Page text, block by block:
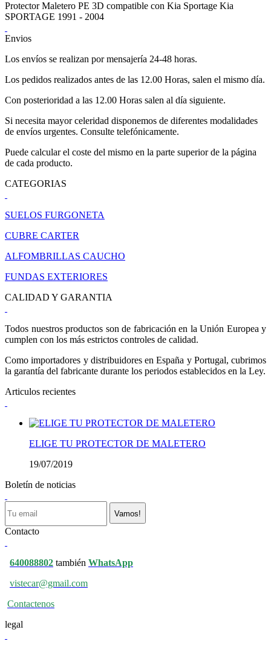
Protector Maletero PE 3D compatible con Kia Sportage Kia
SPORTAGE 1991 - 2004
Envios
Los envíos se realizan por mensajería 24-48 horas.
Los pedidos realizados antes de las 12.00 Horas, salen el mismo día.
Con posterioridad a las 12.00 Horas salen al día siguiente.
Si necesita mayor celeridad disponemos de diferentes modalidades
de envíos urgentes. Consulte telefónicamente.
Puede calcular el coste del mismo en la parte superior de la página
de cada producto.
CATEGORIAS
SUELOS FURGONETA
CUBRE CARTER
ALFOMBRILLAS CAUCHO
FUNDAS EXTERIORES
CALIDAD Y GARANTIA
Todos nuestros productos son de fabricación en la Unión Europea y
cumplen con los más estrictos controles de calidad.
Como importadores y distribuidores en España y Portugal, cubrimos
la garantía del fabricante durante los periodos establecidos en la Ley.
Articulos recientes
ELIGE TU PROTECTOR DE MALETERO
19/07/2019
Boletín de noticias
Vamos!
Contacto
640088802 también WhatsApp
vistecar@gmail.com
Contactenos
legal